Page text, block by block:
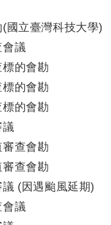
國立臺灣科技大學)
議
的會勘
的會勘
的會勘
查會勘
查會勘
(因遇颱風延期)
議